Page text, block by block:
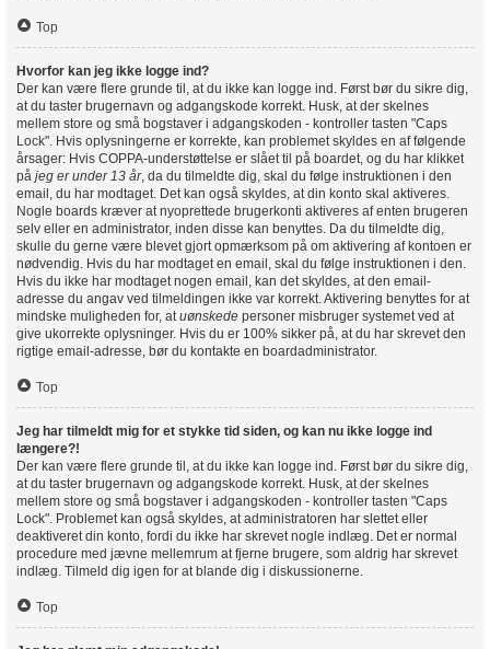
Top
Hvorfor kan jeg ikke logge ind?
Der kan være flere grunde til, at du ikke kan logge ind. Først bør du sikre dig,
at du taster brugernavn og adgangskode korrekt. Husk, at der skelnes
mellem store og små bogstaver i adgangskoden - kontroller tasten "Caps
Lock". Hvis oplysningerne er korrekte, kan problemet skyldes en af følgende
årsager: Hvis COPPA-understøttelse er slået til på boardet, og du har klikket
på jeg er under 13 år, da du tilmeldte dig, skal du følge instruktionen i den
email, du har modtaget. Det kan også skyldes, at din konto skal aktiveres.
Nogle boards kræver at nyoprettede brugerkonti aktiveres af enten brugeren
selv eller en administrator, inden disse kan benyttes. Da du tilmeldte dig,
skulle du gerne være blevet gjort opmærksom på om aktivering af kontoen er
nødvendig. Hvis du har modtaget en email, skal du følge instruktionen i den.
Hvis du ikke har modtaget nogen email, kan det skyldes, at den email-
adresse du angav ved tilmeldingen ikke var korrekt. Aktivering benyttes for at
mindske muligheden for, atuønskede personer misbruger systemet ved at
give ukorrekte oplysninger. Hvis du er 100% sikker på, at du har skrevet den
rigtige email-adresse, bør du kontakte en boardadministrator.
Top
Jeg har tilmeldt mig for et stykke tid siden, og kan nu ikke logge ind
længere?!
Der kan være flere grunde til, at du ikke kan logge ind. Først bør du sikre dig,
at du taster brugernavn og adgangskode korrekt. Husk, at der skelnes
mellem store og små bogstaver i adgangskoden - kontroller tasten "Caps
Lock". Problemet kan også skyldes, at administratoren har slettet eller
deaktiveret din konto, fordi du ikke har skrevet nogle indlæg. Det er normal
procedure med jævne mellemrum at fjerne brugere, som aldrig har skrevet
indlæg. Tilmeld dig igen for at blande dig i diskussionerne.
Top